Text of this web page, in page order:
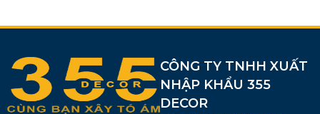
CÔNG TY TNHH XUẤT
NHẬP KHẨU 355
DECOR